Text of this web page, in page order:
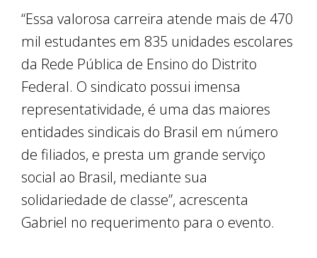
“Essa valorosa carreira atende mais de 470
mil estudantes em 835 unidades escolares
da Rede Pública de Ensino do Distrito
Federal. O sindicato possui imensa
representatividade, é uma das maiores
entidades sindicais do Brasil em número
de filiados, e presta um grande serviço
social ao Brasil, mediante sua
solidariedade de classe”, acrescenta
Gabriel no requerimento para o evento.